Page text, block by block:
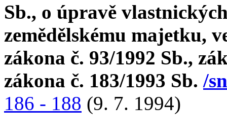
Sb., o úpravě
zemědělskému majetku,
zákona č. 93/1992 Sb.,
zákona č. 183/1993 Sb. /
186 - 188 (9. 7. 1994)